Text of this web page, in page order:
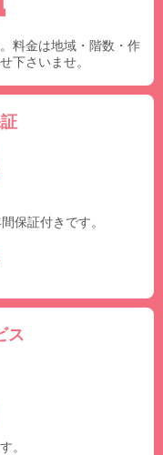
料金は地域・階数・作
下さいませ。
保証付きです。
ス
。